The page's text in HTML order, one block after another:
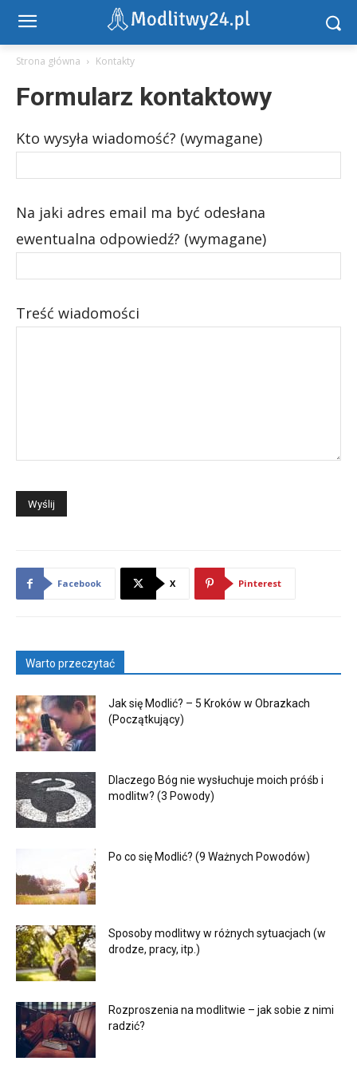
Strona główna Kontakty
Formularz kontaktowy
Kto wysyła wiadomość? (wymagane)
Na jaki adres email ma być odesłana
ewentualna odpowiedź? (wymagane)
Treść wiadomości
Facebook X Pinterest
Warto przeczytać
Jak się Modlić? – 5 Kroków w Obrazkach
(Początkujący)
Dlaczego Bóg nie wysłuchuje moich próśb i
modlitw? (3 Powody)
Po co się Modlić? (9 Ważnych Powodów)
Sposoby modlitwy w różnych sytuacjach (w
drodze, pracy, itp.)
Rozproszenia na modlitwie – jak sobie z nimi
radzić?